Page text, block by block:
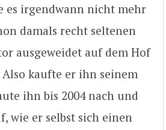
es irgendwann nicht mehr
damals recht seltenen
ausgeweidet auf dem Hof
Also kaufte er ihn seinem
ihn bis 2004 nach und
wie er selbst sich einen